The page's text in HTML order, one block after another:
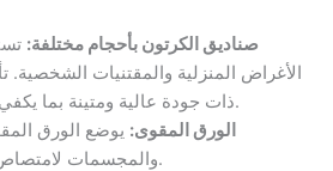
صناديق الكرتون بأحجام مختلفة:
الأغراض المنزلية والمقتنيات الشخصية.
ذات جودة عالية ومتينة بما يكفي لتحمل وزن الأغراض.
الورق المقوى: يوضع الورق
والمجسمات لامتصاص الصدمات والخدوش.